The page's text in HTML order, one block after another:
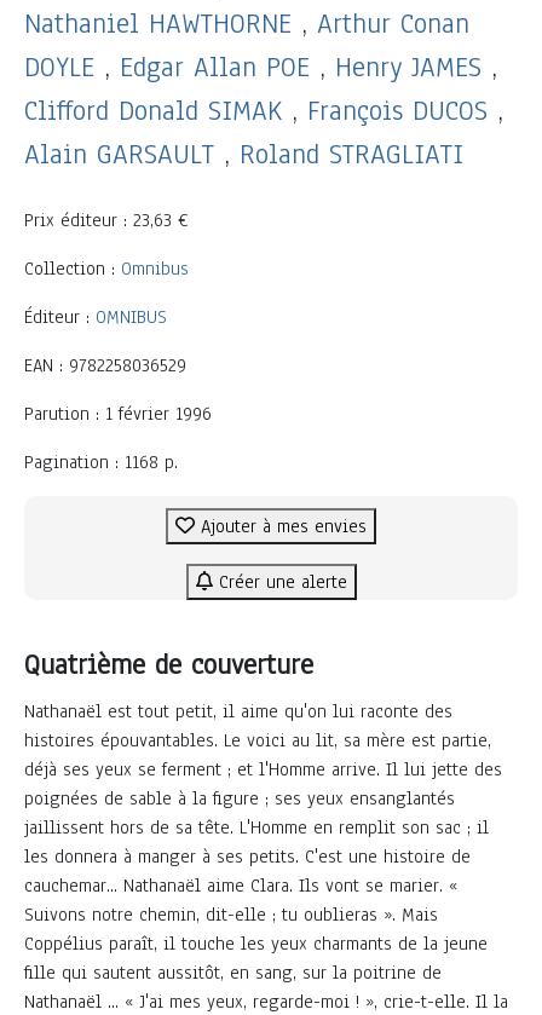
Nathaniel HAWTHORNE , Arthur Conan
DOYLE , Edgar Allan POE , Henry JAMES ,
Clifford Donald SIMAK , François DUCOS ,
Alain GARSAULT , Roland STRAGLIATI
Prix éditeur : 23,63 €
Collection : Omnibus
Éditeur : OMNIBUS
EAN : 9782258036529
Parution : 1 février 1996
Pagination : 1168 p.
Ajouter à mes envies
Créer une alerte
Quatrième de couverture
Nathanaël est tout petit, il aime qu'on lui raconte des
histoires épouvantables. Le voici au lit, sa mère est partie,
déjà ses yeux se ferment ; et l'Homme arrive. Il lui jette des
poignées de sable à la figure ; ses yeux ensanglantés
jaillissent hors de sa tête. L'Homme en remplit son sac ; il
les donnera à manger à ses petits. C'est une histoire de
cauchemar... Nathanaël aime Clara. Ils vont se marier. «
Suivons notre chemin, dit-elle ; tu oublieras ». Mais
Coppélius paraît, il touche les yeux charmants de la jeune
fille qui sautent aussitôt, en sang, sur la poitrine de
Nathanaël ... « J'ai mes yeux, regarde-moi ! », crie-t-elle. Il la